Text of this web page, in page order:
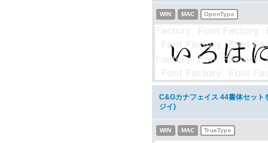
WIN MAC OpenType
C&Gカナフェイス 44書体セット
ジイ)
WIN MAC TrueType